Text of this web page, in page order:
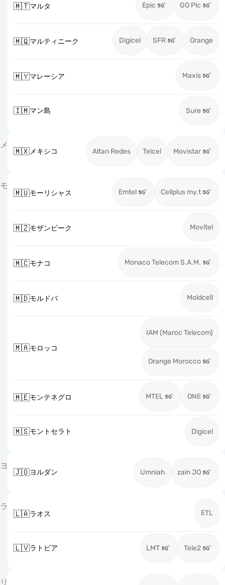
🇲🇹マルタ Epic GO Plc
🇲🇶マルティニーク Digicel SFR Orange
🇲🇾マレーシア Maxis
🇮🇲マン島 Sure
メ
🇲🇽メキシコ Altan Redes Telcel Movistar
モ
🇲🇺モーリシャス Emtel Cellplus my.t
🇲🇿モザンビーク Movitel
🇲🇨モナコ Monaco Telecom S.A.M.
🇲🇩モルドバ Moldcell
🇲🇦モロッコ
IAM (Maroc Telecom)
Orange Morocco
🇲🇪モンテネグロ MTEL ONE
🇲🇸モントセラト Digicel
ヨ
🇯🇴ヨルダン Umniah zain JO
ラ
🇱🇦ラオス ETL
🇱🇻ラトビア LMT Tele2
リ